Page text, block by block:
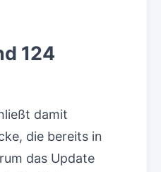
124
damit
die bereits in
das Update